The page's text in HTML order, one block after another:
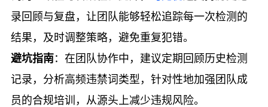
录回顾与复盘，让团队能够轻松追踪每一次检测的
结果，及时调整策略，避免重复犯错。
避坑指南：在团队协作中，建议定期回顾历史检测
记录，分析高频违禁词类型，针对性地加强团队成
员的合规培训，从源头上减少违规风险。